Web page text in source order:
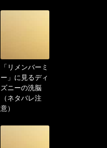
「リメンバーミ
ー」に見るディ
ズニーの洗脳
（ネタバレ注
意）